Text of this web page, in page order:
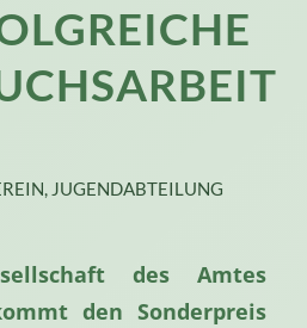
, JUGENDABTEILUNG
des Amtes
den Sonderpreis